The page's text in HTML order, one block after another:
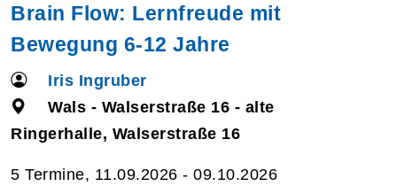
Brain Flow: Lernfreude mit
Bewegung 6-12 Jahre
Iris Ingruber
Wals - Walserstraße 16 - alte
Ringerhalle, Walserstraße 16
5 Termine, 11.09.2026 - 09.10.2026